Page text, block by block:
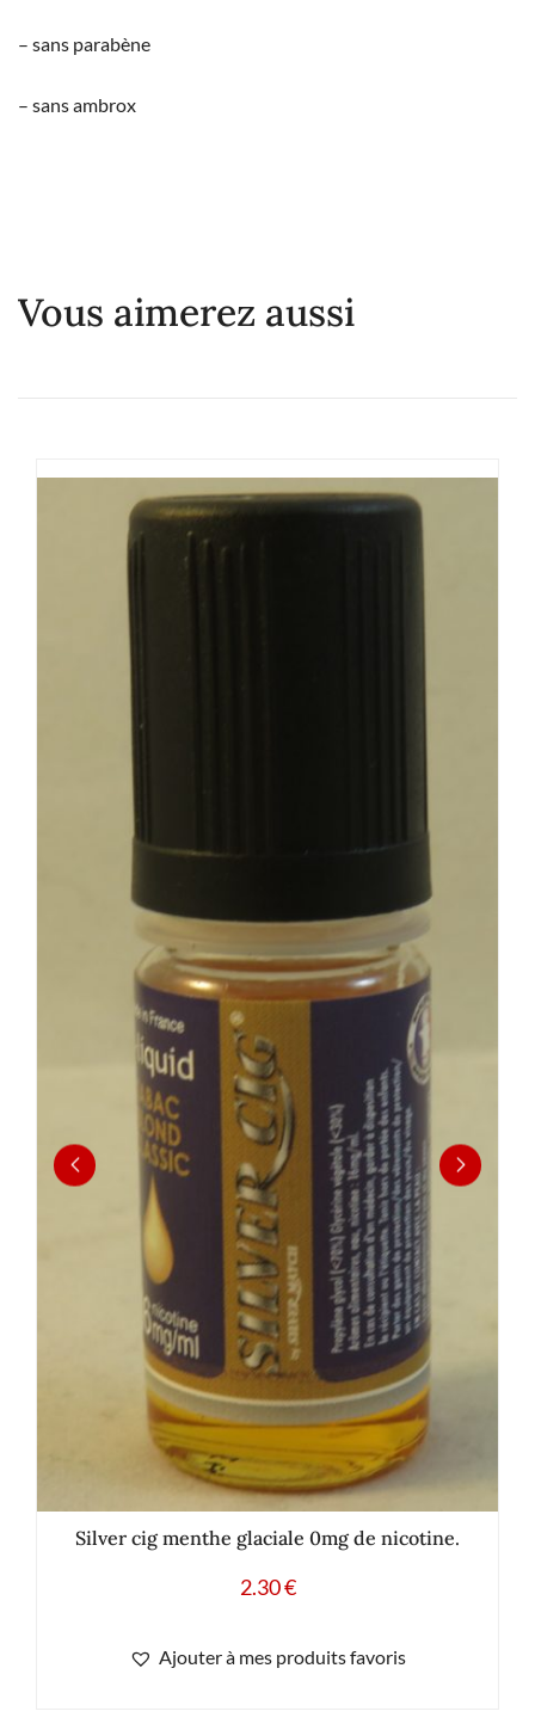
– sans parabène
– sans ambrox
Vous aimerez aussi
Silver cig menthe glaciale 0mg de nicotine.
2.30€
Ajouter à mes produits favoris